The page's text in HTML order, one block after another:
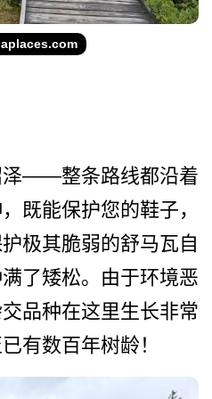
泽——整条路线都沿着
既能保护您的鞋子，
极­其脆弱的舒马瓦自
了矮松。由于­环境恶
品种在这里生长非常
有数百年树龄！